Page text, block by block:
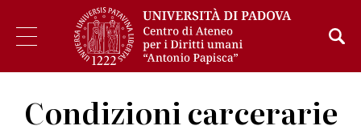
Condizioni carcerarie